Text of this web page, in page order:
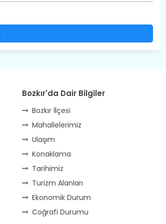
Bozkır'da Dair Bilgiler
Bozkır İlçesi
Mahallelerimiz
Ulaşım
Konaklama
Tarihimiz
Turizm Alanları
Ekonomik Durum
Coğrafi Durumu